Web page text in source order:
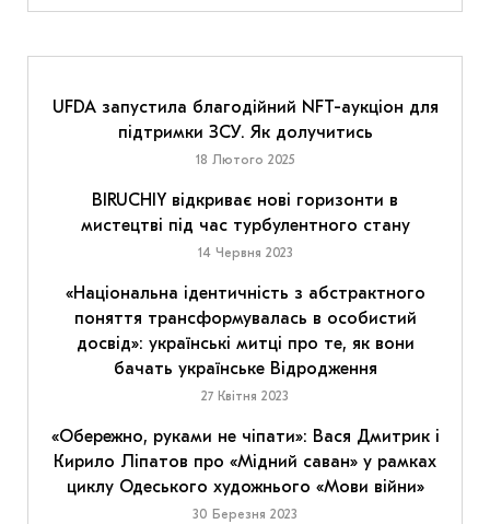
UFDA запустила благодійний NFT-аукціон для
підтримки ЗСУ. Як долучитись
18 Лютого 2025
BIRUCHIY відкриває нові горизонти в
мистецтві під час турбулентного стану
14 Червня 2023
«Національна ідентичність з абстрактного
поняття трансформувалась в особистий
досвід»: українські митці про те, як вони
бачать українське Відродження
27 Квітня 2023
«Обережно, руками не чіпати»: Вася Дмитрик і
Кирило Ліпатов про «Мідний саван» у рамках
циклу Одеського художнього «Мови війни»
30 Березня 2023